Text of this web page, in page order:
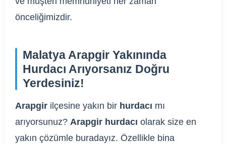
önceliğimizdir.
Malatya Arapgir Yakınında
Hurdacı Arıyorsanız Doğru
Yerdesiniz!
Arapgir ilçesine yakın bir hurdacı mı
arıyorsunuz? Arapgir hurdacı olarak size en
yakın çözümle buradayız. Özellikle bina